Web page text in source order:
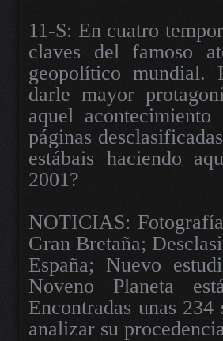
11-S: En cuatro
claves del famoso
geopolítico mundial.
darle mayor
aquel
páginas
estábais haciendo
2001?
NOTICIAS:
Gran Bretaña;
España; Nuevo
Noveno Planeta
Encontradas unas
analizar su